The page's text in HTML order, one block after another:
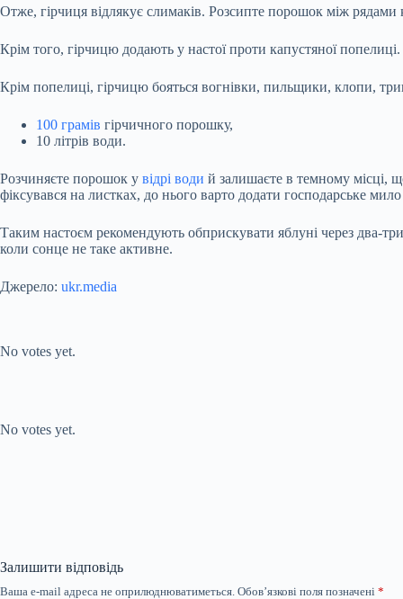
Отже, гірчиця відлякує слимаків. Розсипте порошок між рядами
Крім того, гірчицю додають у настої проти капустяної попелиці.
Крім попелиці, гірчицю бояться вогнівки, пильщики, клопи,
100 грамів гірчичного порошку,
10 літрів води.
Розчиняєте порошок у відрі води й залишаєте в темному місці,
фіксувався на листках, до нього варто додати господарське
Таким настоєм рекомендують обприскувати яблуні через два-
коли сонце не таке активне.
Джерело: ukr.media
No votes yet.
No votes yet.
Залишити відповідь
Ваша e-mail адреса не оприлюднюватиметься. Обов’язкові поля позначені *